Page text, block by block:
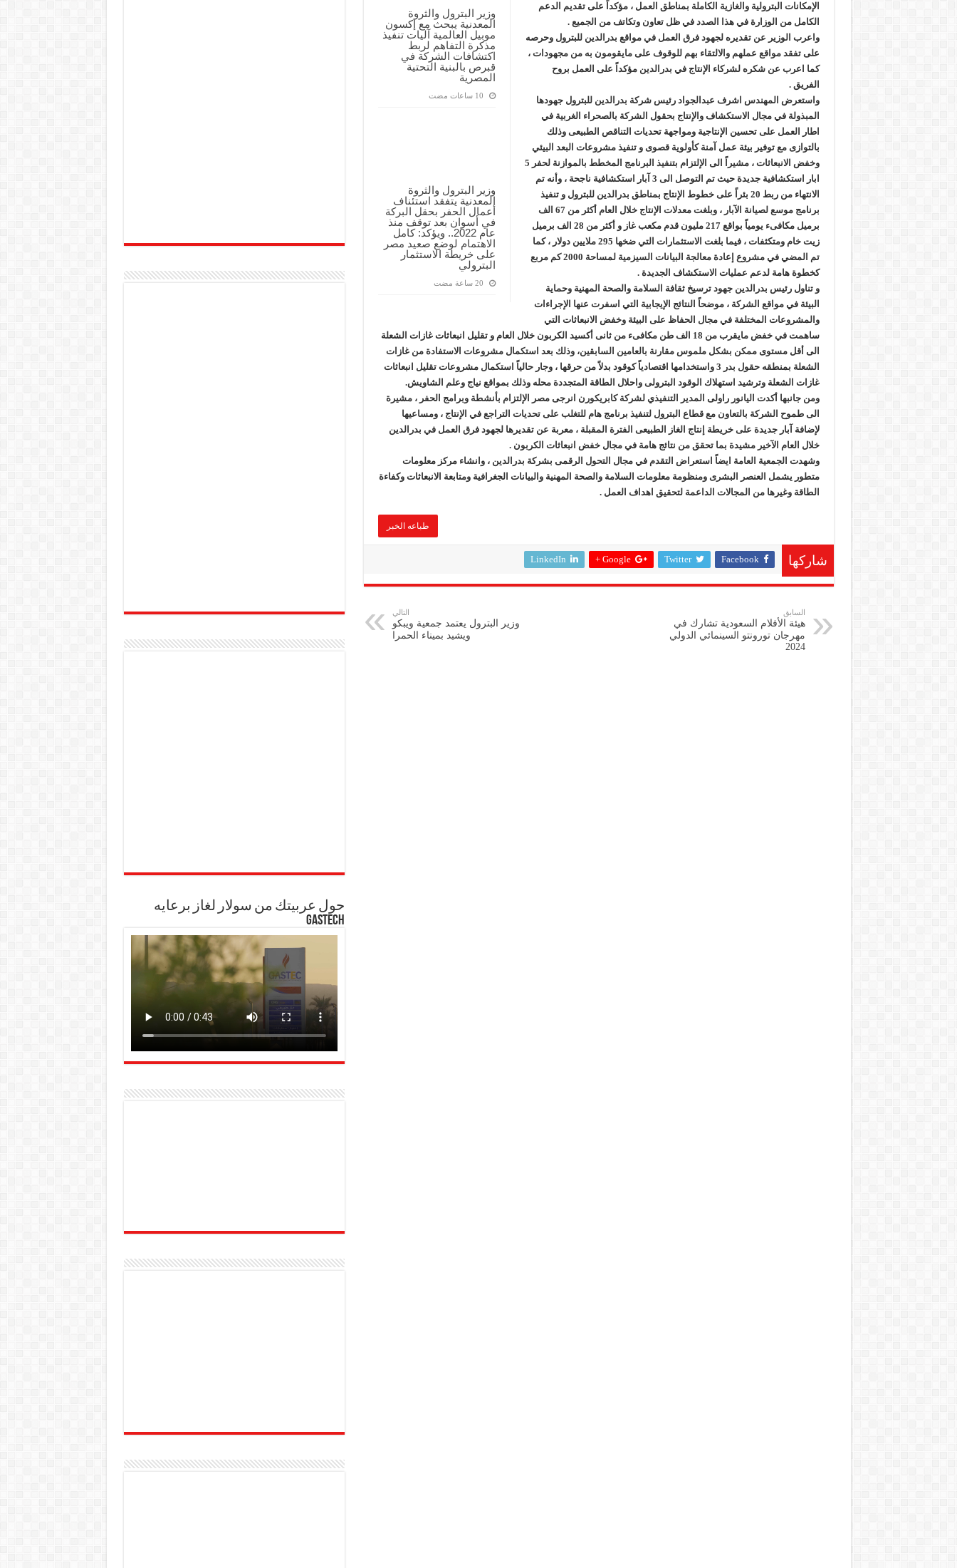
وزير البترول والثروة
المعدنية يبحث مع إكسون
موبيل العالمية آليات تنفيذ
مذكرة التفاهم لربط
اكتشافات الشركة في
قبرص بالبنية التحتية
المصرية
وزير البترول والثروة
المعدنية يتفقد استئناف
أعمال الحفر بحقل البركة
في أسوان بعد توقف منذ
عام 2022.. ويؤكد: كامل
الاهتمام لوضع صعيد مصر
على خريطة الاستثمار
البترولي
الإمكانات البترولية والغازية الكاملة بمناطق العمل ، مؤكداً على تقديم الدعم
الكامل من الوزارة في هذا الصدد في ظل تعاون وتكاتف من الجميع .
واعرب الوزير عن تقديره لجهود فرق العمل في مواقع بدرالدين للبترول وحرصه
على تفقد مواقع عملهم والالتقاء بهم للوقوف على مايقومون به من مجهودات ،
كما اعرب عن شكره لشركاء الإنتاج في بدرالدين مؤكداً على العمل بروح
الفريق .
واستعرض المهندس اشرف عبدالجواد رئيس شركة بدرالدين للبترول جهودها
المبذولة في مجال الاستكشاف والإنتاج بحقول الشركة بالصحراء الغربية في
اطار العمل على تحسين الإنتاجية ومواجهة تحديات التناقص الطبيعى وذلك
بالتوازى مع توفير بيئة عمل آمنة كأولوية قصوى و تنفيذ مشروعات البعد البيئي
وخفض الانبعاثات ، مشيراً الى الإلتزام بتنفيذ البرنامج المخطط بالموازنة لحفر 5
ابار استكشافية جديدة حيث تم التوصل الى 3 آبار استكشافية ناجحة ، وأنه تم
الانتهاء من ربط 20 بئراً على خطوط الإنتاج بمناطق بدرالدين للبترول و تنفيذ
برنامج موسع لصيانة الآبار ، وبلغت معدلات الإنتاج خلال العام أكثر من 67 الف
برميل مكافىء يومياً بواقع 217 مليون قدم مكعب غاز و أكثر من 28 الف برميل
زيت خام ومتكثفات ، فيما بلغت الاستثمارات التي ضخها 295 ملايين دولار ، كما
تم المضي في مشروع إعادة معالجة البيانات السيزمية لمساحة 2000 كم مربع
كخطوة هامة لدعم عمليات الاستكشاف الجديدة .
و تناول رئيس بدرالدين جهود ترسيخ ثقافة السلامة والصحة المهنية وحماية
البيئة في مواقع الشركة ، موضحاً النتائج الإيجابية التي اسفرت عنها الإجراءات
والمشروعات المختلفة في مجال الحفاظ على البيئة وخفض الانبعاثات التي
ساهمت في خفض مايقرب من 18 الف طن مكافىء من ثانى أكسيد الكربون خلال العام و تقليل انبعاثات غازات الشعلة
الى أقل مستوى ممكن بشكل ملموس مقارنة بالعامين السابقين، وذلك بعد استكمال مشروعات الاستفادة من غازات
الشعلة بمنطقه حقول بدر 3 واستخدامها اقتصادياً كوقود بدلاً من حرقها ، وجار حالياً استكمال مشروعات تقليل انبعاثات
غازات الشعلة وترشيد استهلاك الوقود البترولى واحلال الطاقة المتجددة محله وذلك بمواقع نياج وعلم الشاويش.
ومن جانبها أكدت اليانور راولى المدير التنفيذي لشركة كابريكورن انرجى مصر الإلتزام بأنشطة وبرامج الحفر ، مشيرة
الى طموح الشركة بالتعاون مع قطاع البترول لتنفيذ برنامج هام للتغلب على تحديات التراجع في الإنتاج ، ومساعيها
لإضافة آبار جديدة على خريطة إنتاج الغاز الطبيعى الفترة المقبلة ، معربة عن تقديرها لجهود فرق العمل في بدرالدين
خلال العام الآخير مشيدة بما تحقق من نتائج هامة في مجال خفض انبعاثات الكربون .
وشهدت الجمعية العامة ايضاً استعراض التقدم في مجال التحول الرقمى بشركة بدرالدين ، وانشاء مركز معلومات
متطور يشمل العنصر البشرى ومنظومة معلومات السلامة والصحة المهنية والبيانات الجغرافية ومتابعة الانبعاثات وكفاءة
الطاقة وغيرها من المجالات الداعمة لتحقيق اهداف العمل .
طباعه الخبر
شاركها Facebook
Twitter
Google +
LinkedIn
السابق
هيئة الأفلام السعودية تشارك في
مهرجان تورونتو السينمائي الدولي
2024
التالي
وزير البترول يعتمد جمعية ويبكو
ويشيد بميناء الحمرا
حول عربيتك من سولار لغاز برعايه
GASTECH